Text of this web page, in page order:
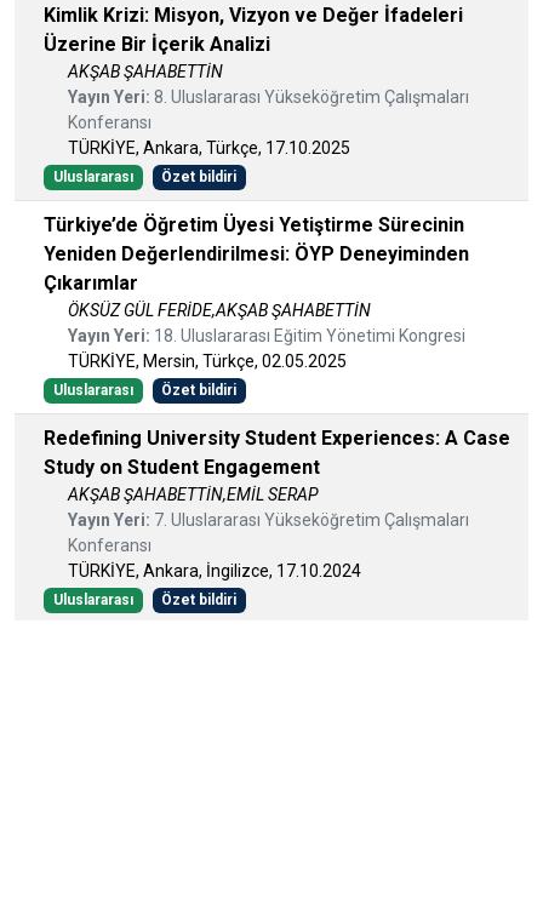
Kimlik Krizi: Misyon, Vizyon ve Değer İfadeleri
Üzerine Bir İçerik Analizi
AKŞAB ŞAHABETTİN
Yayın Yeri: 8. Uluslararası Yükseköğretim Çalışmaları
Konferansı
TÜRKİYE, Ankara, Türkçe, 17.10.2025
Uluslararası Özet bildiri
Türkiye’de Öğretim Üyesi Yetiştirme Sürecinin
Yeniden Değerlendirilmesi: ÖYP Deneyiminden
Çıkarımlar
ÖKSÜZ GÜL FERİDE,AKŞAB ŞAHABETTİN
Yayın Yeri: 18. Uluslararası Eğitim Yönetimi Kongresi
TÜRKİYE, Mersin, Türkçe, 02.05.2025
Uluslararası Özet bildiri
Redefining University Student Experiences: A Case
Study on Student Engagement
AKŞAB ŞAHABETTİN,EMİL SERAP
Yayın Yeri: 7. Uluslararası Yükseköğretim Çalışmaları
Konferansı
TÜRKİYE, Ankara, İngilizce, 17.10.2024
Uluslararası Özet bildiri